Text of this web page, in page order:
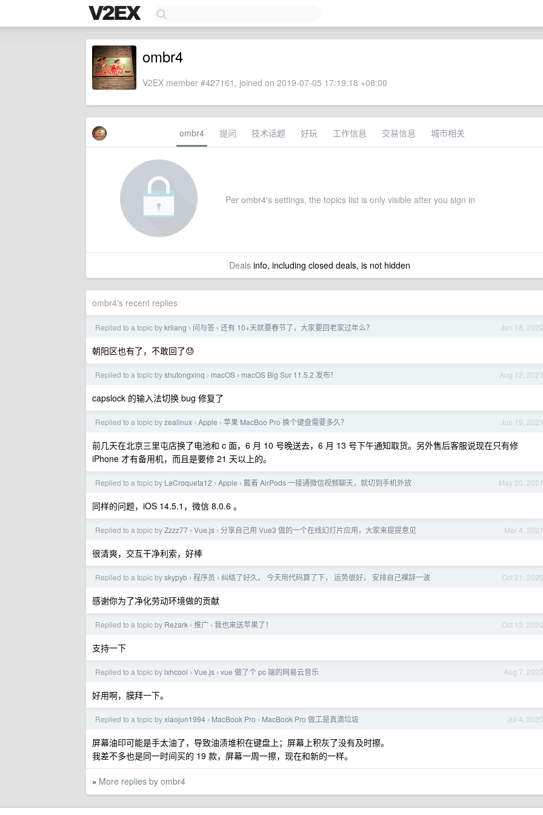
ombr4
V2EX member #427161, joined on 2019-07-05 17:19:18 +08:00
ombr4 提问 技术话题 好玩 工作信息 交易信息 城市相关
Per ombr4's settings, the topics list is only visible after you sign in
Dealsinfo, including closed deals, is not hidden
ombr4's recent replies
Jan 18, 2022
Replied to a topic bykrliang › 问与答 › 还有 10+天就要春节了，大家要回老家过年么？
朝阳区也有了，不敢回了😓
Aug 12, 2021
Replied to a topic byshutongxinq › macOS › macOS Big Sur 11.5.2 发布！
capslock 的输入法切换 bug 修复了
Jun 19, 2021
Replied to a topic byzealinux › Apple › 苹果 MacBoo Pro 换个键盘需要多久？
前几天在北京三里屯店换了电池和 c 面，6 月 10 号晚送去，6 月 13 号下午通知取货。另外售后客服说现在只有修
iPhone 才有备用机，而且是要修 21 天以上的。
May 20, 2021
Replied to a topic by LaCroqueta12 › Apple › 戴着 AirPods 一接通微信视频聊天，就切到手机外放
同样的问题，iOS 14.5.1，微信 8.0.6 。
Mar 4, 2021
Replied to a topic byZzzz77 › Vue.js › 分享自己用 Vue3 做的一个在线幻灯片应用，大家来提提意见
很清爽，交互干净利索，好棒
Oct 21, 2020
Replied to a topic byskypyb › 程序员 › 纠结了好久。 今天用代码算了下， 运势很好， 安排自己裸辞一波
感谢你为了净化劳动环境做的贡献
Oct 13, 2020
Replied to a topic by Rezark › 推广 › 我也来送苹果了！
支持一下
Aug 7, 2020
Replied to a topic by lxhcool › Vue.js › vue 做了个 pc 端的网易云音乐
好用啊，膜拜一下。
Jul 4, 2020
Replied to a topic byxiaojun1994 › MacBook Pro › MacBook Pro 做工是真滴垃圾
屏幕油印可能是手太油了，导致油渍堆积在键盘上；屏幕上积灰了没有及时擦。
我差不多也是同一时间买的 19 款，屏幕一周一擦，现在和新的一样。
» More replies by ombr4